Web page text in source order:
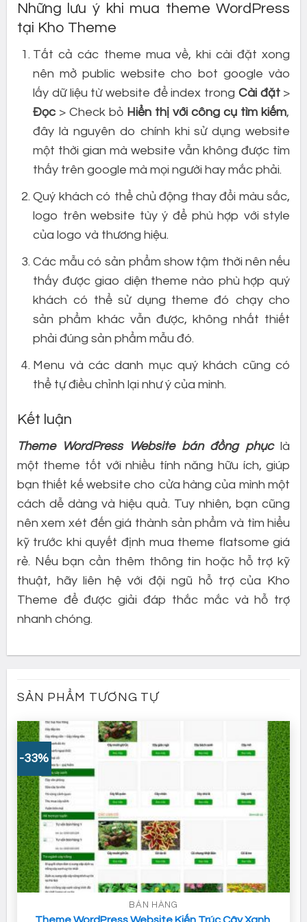
Những lưu ý khi mua theme WordPress
tại Kho Theme
Tất cả các theme mua về, khi cài đặt xong
nên mở public website cho bot google vào
lấy dữ liệu từ website để index trong Cài đặt>
Đọc> Check bỏ Hiển thị với công cụ tìm kiếm,
đây là nguyên do chính khi sử dụng website
một thời gian mà website vẫn không được tìm
thấy trên google mà mọi người hay mắc phải.
Quý khách có thể chủ động thay đổi màu sắc,
logo trên website tùy ý để phù hợp với style
của logo và thương hiệu.
Các mẫu có sản phẩm show tậm thời nên nếu
thấy được giao diện theme nào phù hợp quý
khách có thể sử dụng theme đó chạy cho
sản phẩm khác vẫn được, không nhất thiết
phải đúng sản phẩm mẫu đó.
Menu và các danh mục quý khách cũng có
thể tự điều chỉnh lại như ý của mình.
Kết luận
Theme WordPress Website bán đồng phụclà
một theme tốt với nhiều tính năng hữu ích, giúp
bạn thiết kế website cho cửa hàng của mình một
cách dễ dàng và hiệu quả. Tuy nhiên, bạn cũng
nên xem xét đến giá thành sản phẩm và tìm hiểu
kỹ trước khi quyết định mua theme flatsome giá
rẻ. Nếu bạn cần thêm thông tin hoặc hỗ trợ kỹ
thuật, hãy liên hệ với đội ngũ hỗ trợ của Kho
Theme để được giải đáp thắc mắc và hỗ trợ
nhanh chóng.
SẢN PHẨM TƯƠNG TỰ
-33%
BÁN HÀNG
Theme WordPress Website Kiến Trúc Cây Xanh,